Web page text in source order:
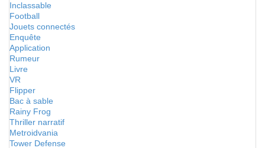
Inclassable
Football
Jouets connectés
Enquête
Application
Rumeur
Livre
VR
Flipper
Bac à sable
Rainy Frog
Thriller narratif
Metroidvania
Tower Defense